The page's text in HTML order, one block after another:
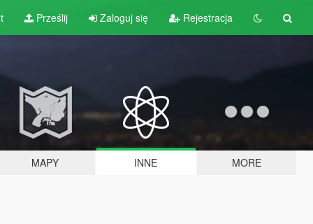
Prześlij Zaloguj się Rejestracja
MAPY INNE MORE